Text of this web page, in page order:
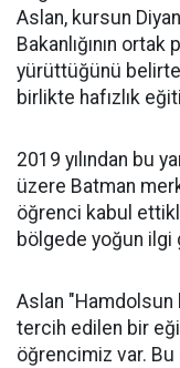
Aslan, kursun
Bakanlığının
yürüttüğünü
birlikte hafızlık
2019 yılından bu
üzere Batman
öğrenci kabul
bölgede yoğun
Aslan
tercih edilen bir
öğrencimiz var.